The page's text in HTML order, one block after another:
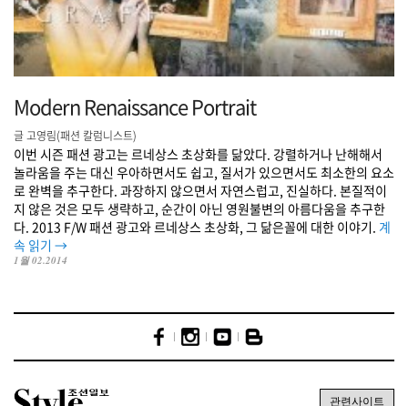
Modern Renaissance Portrait
글 고영림(패션 칼럼니스트)
이번 시즌 패션 광고는 르네상스 초상화를 닮았다. 강렬하거나 난해해서
놀라움을 주는 대신 우아하면서도 쉽고, 질서가 있으면서도 최소한의 요소
로 완벽을 추구한다. 과장하지 않으면서 자연스럽고, 진실하다. 본질적이
지 않은 것은 모두 생략하고, 순간이 아닌 영원불변의 아름다움을 추구한
다. 2013 F/W 패션 광고와 르네상스 초상화, 그 닮은꼴에 대한 이야기. 계
속 읽기 →
1월 02.2014